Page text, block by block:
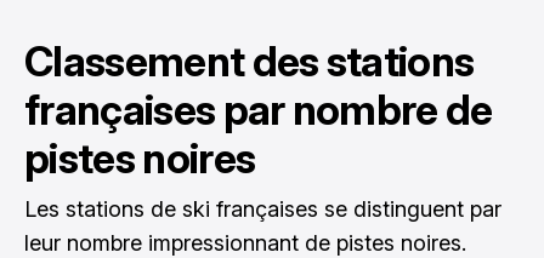
Classement des stations
françaises par nombre de
pistes noires
Les stations de ski françaises se distinguent par
leur nombre impressionnant de pistes noires.